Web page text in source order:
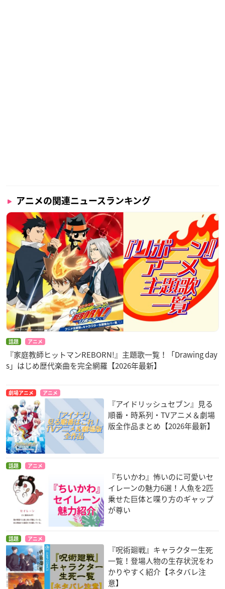
アニメの関連ニュースランキング
話題 アニメ
『家庭教師ヒットマンREBORN!』主題歌一覧！「Drawing day
s」はじめ歴代楽曲を完全網羅【2026年最新】
劇場アニメ アニメ
『アイドリッシュセブン』見る
順番・時系列・TVアニメ＆劇場
版全作品まとめ【2026年最新】
話題 アニメ
『ちいかわ』怖いのに可愛いセ
イレーンの魅力6選！人魚を2匹
乗せた巨体と喋り方のギャップ
が尊い
話題 アニメ
『呪術廻戦』キャラクター生死
一覧！登場人物の生存状況をわ
かりやすく紹介【ネタバレ注
意】